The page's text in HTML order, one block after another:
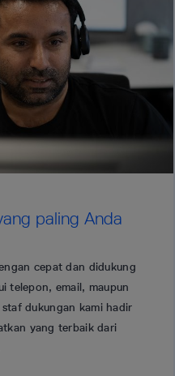
paling Anda
cepat dan didukung
telepon, email, maupun
dukungan kami hadir
yang terbaik dari